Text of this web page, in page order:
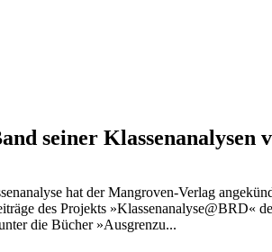
seiner Klassenanalysen
hat der Mangroven-Verlag
des Projekts
die Bücher »Ausgrenzu...